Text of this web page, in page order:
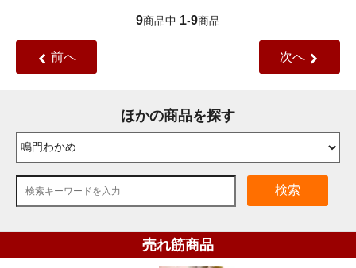
9商品中 1-9商品
前へ 次へ
ほかの商品を探す
検索
売れ筋商品